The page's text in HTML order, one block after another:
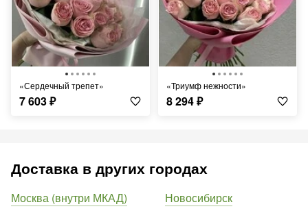
«Сердечный трепет»
7 603₽
«Триумф нежности»
8 294₽
Доставка в других городах
Москва (внутри МКАД)
Новосибирск